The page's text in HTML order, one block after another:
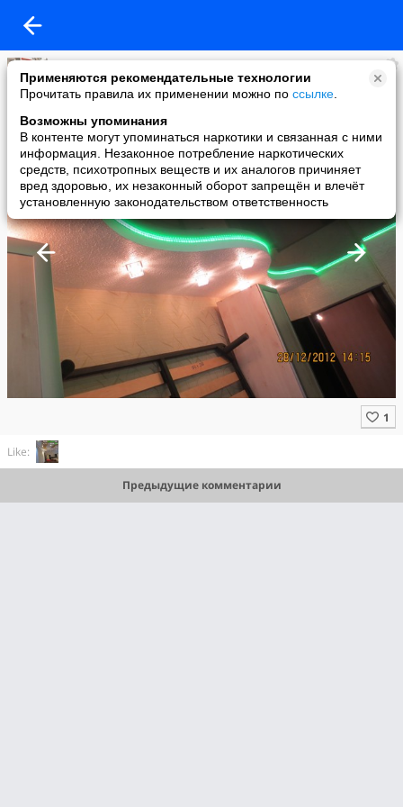
Применяются рекомендательные технологии
Прочитать правила их применении можно по ссылке
Возможны упоминания
В контенте могут упоминаться наркотики и связанная с ними
информация. Незаконное потребление наркотических
средств, психотропных веществ и их аналогов причиняет
вред здоровью, их незаконный оборот запрещён и влечёт
установленную законодательством ответственность
Ремонт квартир в Орске 33-30-48
added a photo
20 Feb в 09:30
Like:
Предыдущие комментарии